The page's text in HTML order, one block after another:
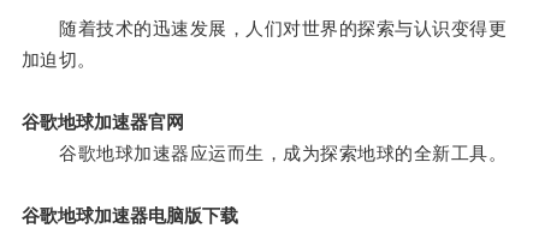
随着技术的迅速发展，人们对世界的探索与认识变得更
加迫切。
谷歌地球加速器官网
谷歌地球加速器应运而生，成为探索地球的全新工具。
谷歌地球加速器电脑版下载